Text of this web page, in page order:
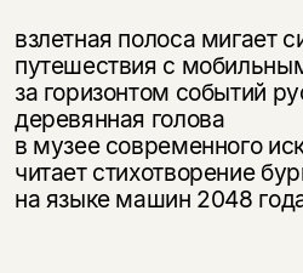
взлетная полоса мигает
путешествия с
за горизонтом событий
деревянная голова
в музее современного
читает стихотворение
на языке машин 2048